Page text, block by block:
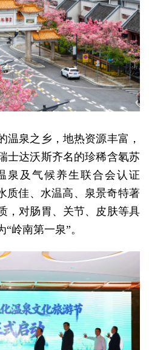
温泉之乡，地热资源丰富，
士达沃斯齐名的珍稀含氡苏
泉及气候养生联合会认证
质佳、水温高、泉景奇特著
，对肠胃、关节、皮肤等具
岭南第一泉”。